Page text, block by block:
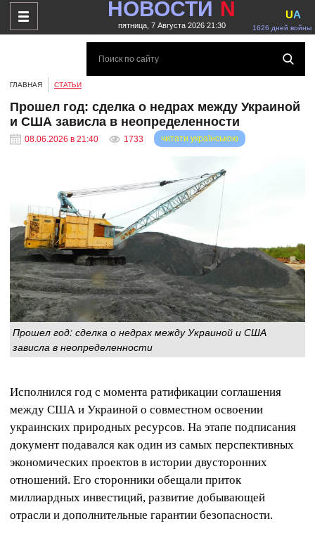
НОВОСТИ N
пятница, 7 Августа 2026 21:30 1626 дней войны
UA
ГЛАВНАЯ СТАТЬИ
Прошел год: сделка о недрах между Украиной
и США зависла в неопределенности
08.06.2026 в 21:40 1733 читати українською
Прошел год: сделка о недрах между Украиной и США
зависла в неопределенности
Исполнился год с момента ратификации соглашения
между США и Украиной о совместном освоении
украинских природных ресурсов. На этапе подписания
документ подавался как один из самых перспективных
экономических проектов в истории двусторонних
отношений. Его сторонники обещали приток
миллиардных инвестиций, развитие добывающей
отрасли и дополнительные гарантии безопасности.